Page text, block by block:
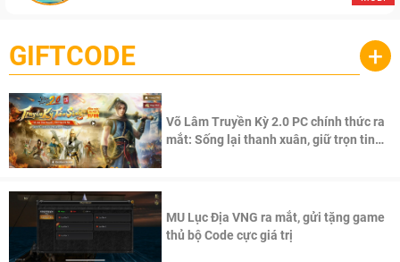
GIFTCODE +
Võ Lâm Truyền Kỳ 2.0 PC chính thức ra
mắt: Sống lại thanh xuân, giữ trọn tinh
MU Lục Địa VNG ra mắt, gửi tặng game
thủ bộ Code cực giá trị